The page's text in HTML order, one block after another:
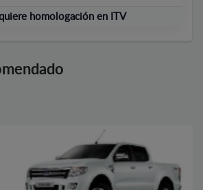
homologación en ITV